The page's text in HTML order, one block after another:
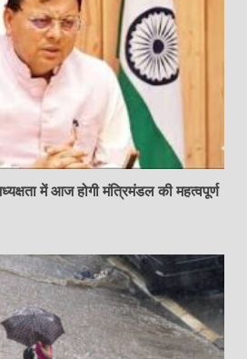
में आज होगी मंत्रिमंडल की महत्वपूर्ण